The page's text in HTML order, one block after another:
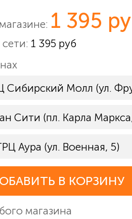
1 395
1 395 руб
Сибирский Молл (ул.
Сити (пл. Карла
Аура (ул. Военная, 5)
В КОРЗИНУ
магазина